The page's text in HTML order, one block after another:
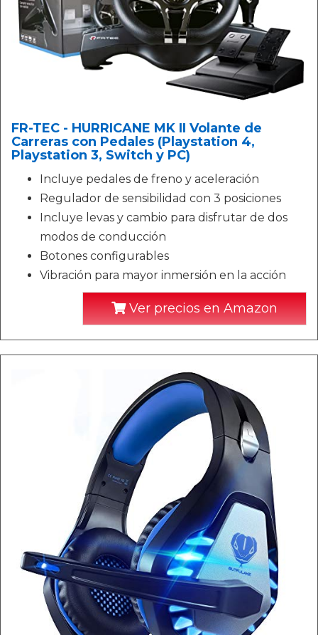
FR-TEC - HURRICANE MK II Volante de
Carreras con Pedales (Playstation 4,
Playstation 3, Switch y PC)
Incluye pedales de freno y aceleración
Regulador de sensibilidad con 3 posiciones
Incluye levas y cambio para disfrutar de dos
modos de conducción
Botones configurables
Vibración para mayor inmersión en la acción
Ver precios en Amazon